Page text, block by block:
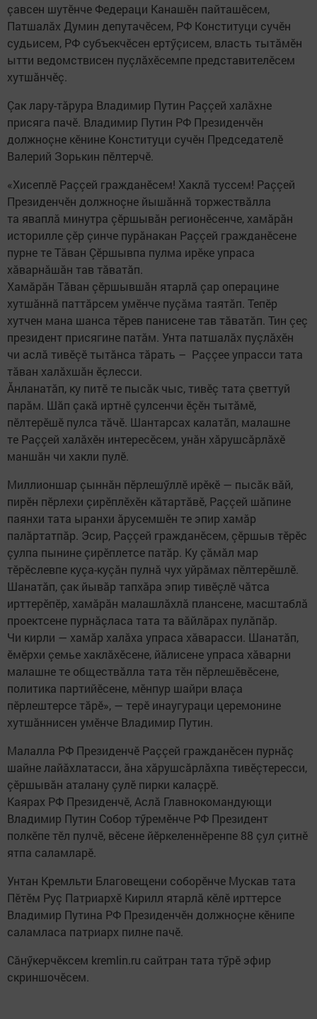
çавсен шутӗнче Федераци Канашӗн пайташӗсем,
Патшалăх Думин депутачӗсем, РФ Конституци сучӗн
судьисем, РФ субъекчӗсен ертӳçисем, власть тытăмӗн
ытти ведомствисен пуçлăхӗсемпе представителӗсем
хутшăнчӗç.
Çак лару-тăрура Владимир Путин Раççей халăхне
присяга пачӗ. Владимир Путин РФ Президенчӗн
должноçне кӗнине Конституци сучӗн Председателӗ
Валерий Зорькин пӗлтерчӗ.
«Хисеплӗ Раççей гражданӗсем! Хаклă туссем! Раççей
Президенчӗн должноçне йышăннă торжествăлла
та яваплă минутра çӗршывăн регионӗсенче, хамăрăн
историлле çӗр çинче пурăнакан Раççей гражданӗсене
пурне те Тăван Çӗршывпа пулма ирӗке упраса
хăварнăшăн тав тăватăп.
Хамăрăн Тăван çӗршывшăн ятарлă çар операцине
хутшăннă паттăрсем умӗнче пуçăма таятăп. Тепӗр
хутчен мана шанса тӗрев панисене тав тăватăп. Тин çеç
президент присягине патăм. Унта патшалăх пуçлăхӗн
чи аслă тивӗçӗ тытăнса тăрать – Раççее упрасси тата
тăван халăхшăн ӗçлесси.
Ăнланатăп, ку питӗ те пысăк чыс, тивӗç тата çветтуй
парăм. Шăп çакă иртнӗ çулсенчи ӗçӗн тытăмӗ,
пӗлтерӗшӗ пулса тăчӗ. Шантарсах калатăп, малашне
те Раççей халăхӗн интересӗсем, унăн хăрушсăрлăхӗ
маншăн чи хакли пулӗ.
Миллионшар çыннăн пӗрлешӳллӗ ирӗкӗ — пысăк вăй,
пирӗн пӗрлехи çирӗплӗхӗн кăтартăвӗ, Раççей шăпине
паянхи тата ыранхи ăрусемшӗн те эпир хамăр
палăртатпăр. Эсир, Раççей гражданӗсем, çӗршыв тӗрӗс
çулпа пынине çирӗплетсе патăр. Ку çăмăл мар
тӗрӗслевпе куçа-куçăн пулнă чух уйрăмах пӗлтерӗшлӗ.
Шанатăп, çак йывăр тапхăра эпир тивӗçлӗ чăтса
ирттерӗпӗр, хамăрăн малашлăхлă плансене, масштаблă
проектсене пурнăçласа тата та вăйлăрах пулăпăр.
Чи кирли — хамăр халăха упраса хăварасси. Шанатăп,
ӗмӗрхи çемье хаклăхӗсене, йăлисене упраса хăварни
малашне те обществăлла тата тӗн пӗрлешӗвӗсене,
политика партийӗсене, мӗнпур шайри влаçа
пӗрлештерсе тăрӗ», — терӗ инаугураци церемонине
хутшăннисен умӗнче Владимир Путин.
Малалла РФ Президенчӗ Раççей гражданӗсен пурнăç
шайне лайăхлатасси, ăна хăрушсăрлăхпа тивӗçтересси,
çӗршывăн аталану çулӗ пирки калаçрӗ.
Каярах РФ Президенчӗ, Аслă Главнокомандующи
Владимир Путин Собор тӳремӗнче РФ Президент
полкӗпе тӗл пулчӗ, вӗсене йӗркеленнӗренпе 88 çул çитнӗ
ятпа саламларӗ.
Унтан Кремльти Благовещени соборӗнче Мускав тата
Пӗтӗм Руç Патриархӗ Кирилл ятарлă кӗлӗ ирттерсе
Владимир Путина РФ Президенчӗн должноçне кӗнипе
саламласа патриарх пилне пачӗ.
Сăнӳкерчӗксем kremlin.ru сайтран тата тӳрӗ эфир
скриншочӗсем.